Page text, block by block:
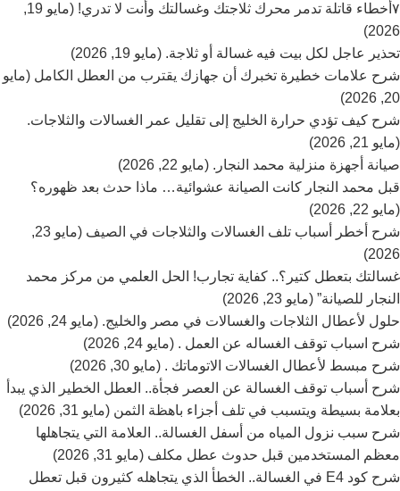
٧أخطاء قاتلة تدمر محرك ثلاجتك وغسالتك وأنت لا تدري! (مايو 19,
2026)
تحذير عاجل لكل بيت فيه غسالة أو ثلاجة. (مايو 19, 2026)
شرح علامات خطيرة تخبرك أن جهازك يقترب من العطل الكامل (مايو
20, 2026)
شرح كيف تؤدي حرارة الخليج إلى تقليل عمر الغسالات والثلاجات.
(مايو 21, 2026)
صيانة أجهزة منزلية محمد النجار. (مايو 22, 2026)
قبل محمد النجار كانت الصيانة عشوائية… ماذا حدث بعد ظهوره؟
(مايو 22, 2026)
شرح أخطر أسباب تلف الغسالات والثلاجات في الصيف (مايو 23,
2026)
غسالتك بتعطل كتير؟.. كفاية تجارب! الحل العلمي من مركز محمد
النجار للصيانة” (مايو 23, 2026)
حلول لأعطال الثلاجات والغسالات في مصر والخليج. (مايو 24, 2026)
شرح اسباب توقف الغساله عن العمل . (مايو 24, 2026)
شرح مبسط لأعطال الغسالات الاتوماتك . (مايو 30, 2026)
شرح أسباب توقف الغسالة عن العصر فجأة.. العطل الخطير الذي يبدأ
بعلامة بسيطة ويتسبب في تلف أجزاء باهظة الثمن (مايو 31, 2026)
شرح سبب نزول المياه من أسفل الغسالة.. العلامة التي يتجاهلها
معظم المستخدمين قبل حدوث عطل مكلف (مايو 31, 2026)
شرح كود E4 في الغسالة.. الخطأ الذي يتجاهله كثيرون قبل تعطل